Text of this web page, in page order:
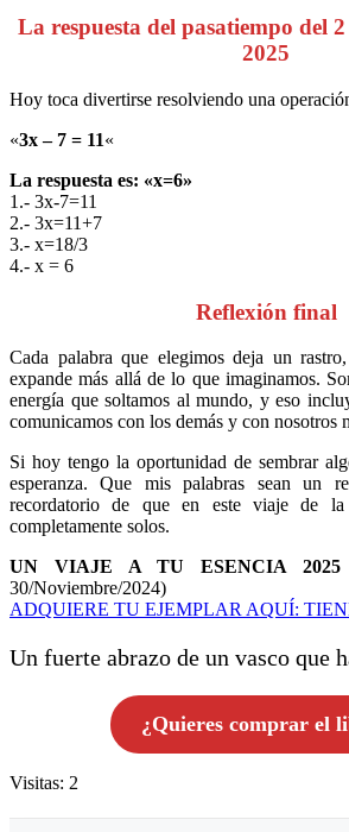
La respuesta del pasatiempo del
2025
Hoy toca divertirse resolviendo una
«3x – 7 = 11«
La respuesta es: «x=6»
1.- 3x-7=11
2.- 3x=11+7
3.- x=18/3
4.- x = 6
Reflexión final
Cada palabra que elegimos deja un
expande más allá de lo que imaginamos.
energía que soltamos al mundo, y eso
comunicamos con los demás y con nosotros
Si hoy tengo la oportunidad de sembrar
esperanza. Que mis palabras sean un
recordatorio de que en este viaje de la
completamente solos.
UN VIAJE A TU ESENCIA 2025
30/Noviembre/2024)
ADQUIERE TU EJEMPLAR AQUÍ:
Un fuerte abrazo de un vasco que
¿Quieres comprar el
Visitas: 2